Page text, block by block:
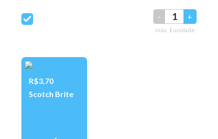
- +
máx. 1 unidade
R$3,70
Scotch Brite